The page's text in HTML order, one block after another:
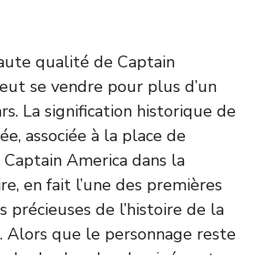
qualité de Captain
se vendre pour plus d’un
La signification historique de
associée à la place de
America dans la
en fait l’une des premières
précieuses de l’histoire de la
Alors que le personnage reste